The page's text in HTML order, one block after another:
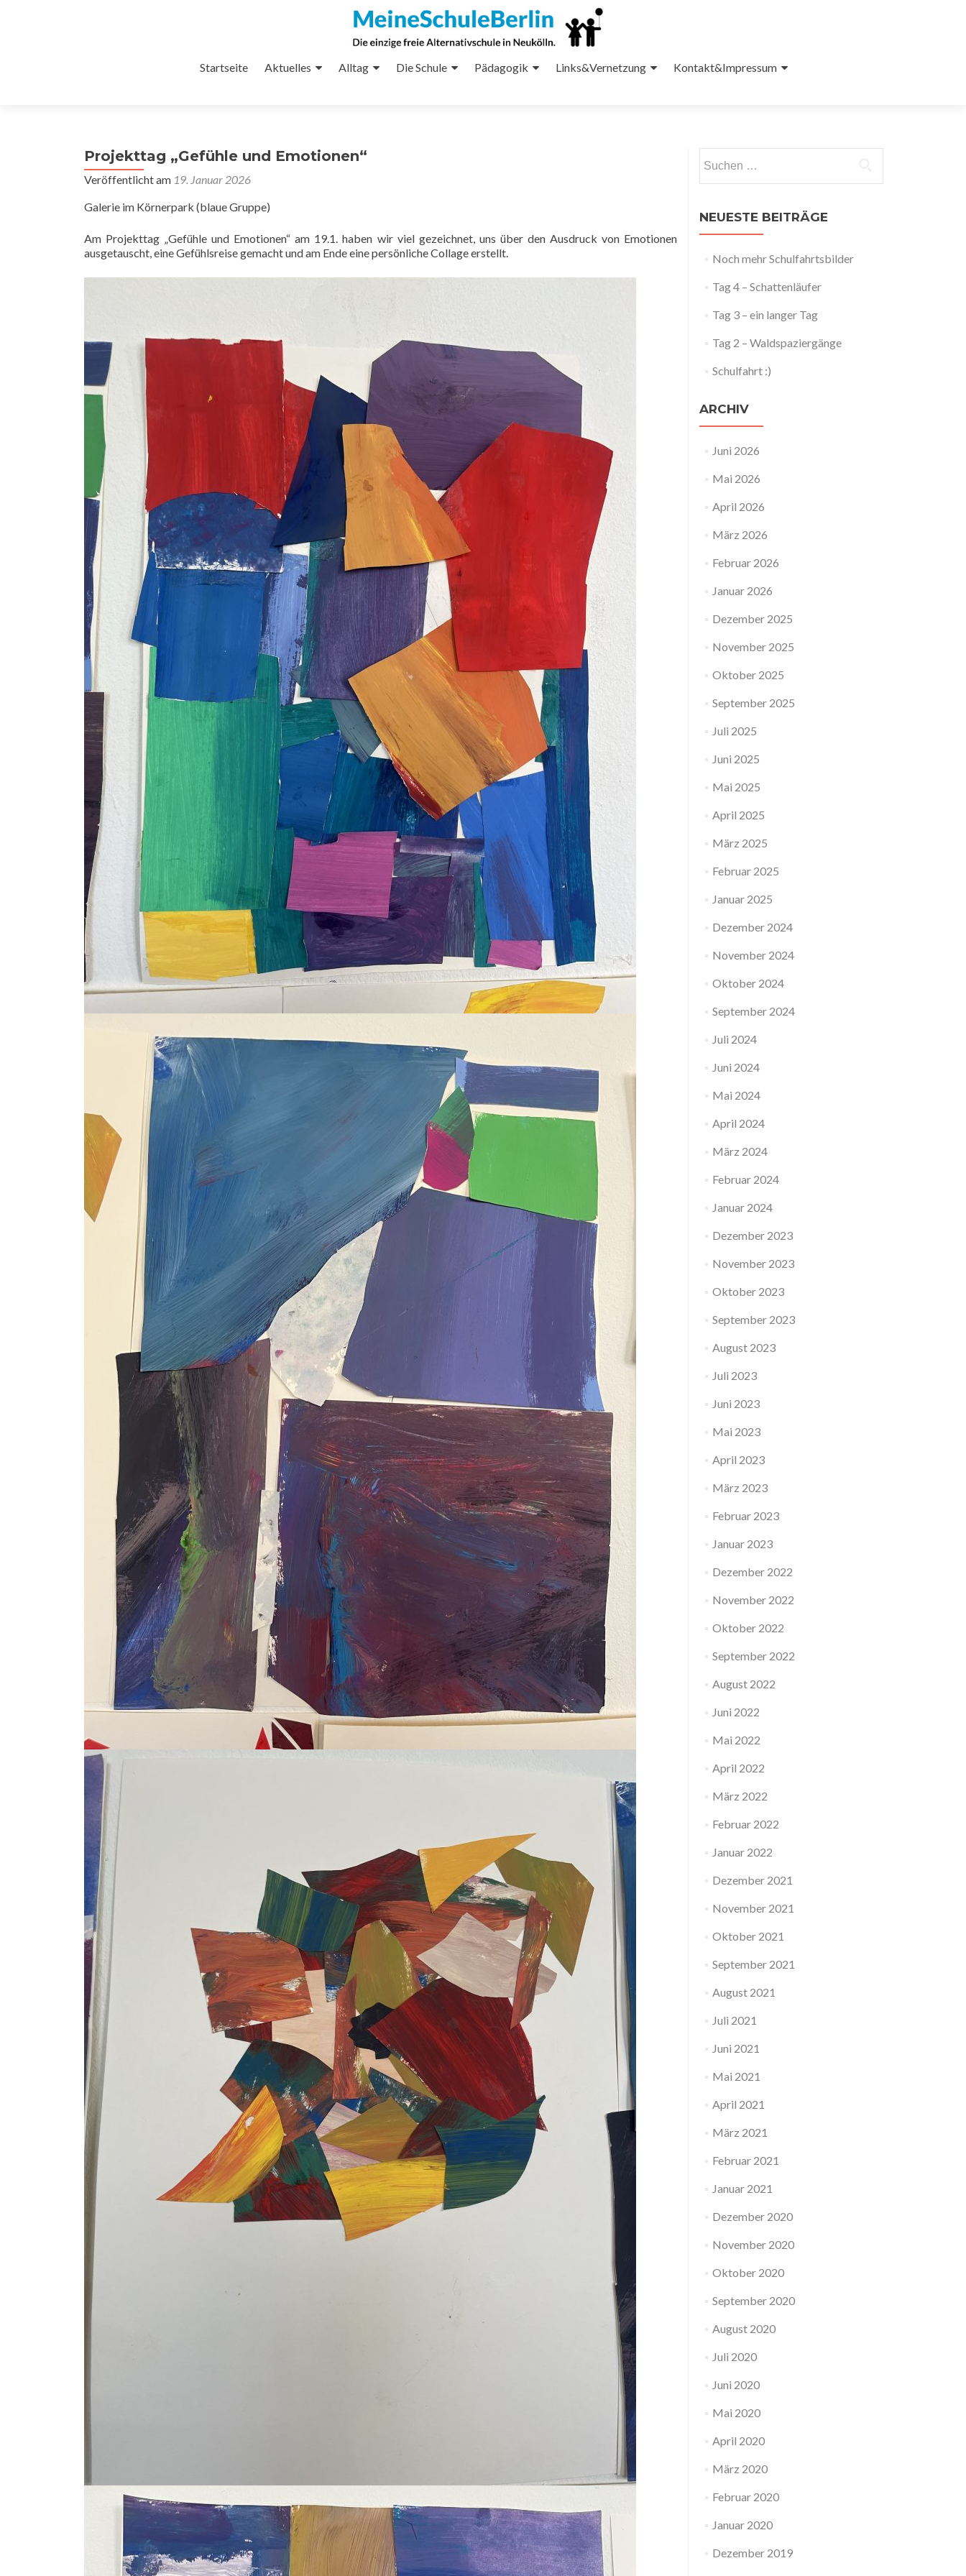
Startseite Aktuelles Alltag Die Schule Pädagogik Links&Vernetzung Kontakt&Impressum
Projekttag „Gefühle und Emotionen“
Veröffentlicht am 19. Januar 2026
Galerie im Körnerpark (blaue Gruppe)
Am Projekttag „Gefühle und Emotionen“ am 19.1. haben wir viel gezeichnet, uns über den Ausdruck von Emotionen
ausgetauscht, eine Gefühlsreise gemacht und am Ende eine persönliche Collage erstellt.
nach:
NEUESTE BEITRÄGE
Noch mehr Schulfahrtsbilder
Tag 4 – Schattenläufer
Tag 3 – ein langer Tag
Tag 2 – Waldspaziergänge
Schulfahrt :)
ARCHIV
Juni 2026
Mai 2026
April 2026
März 2026
Februar 2026
Januar 2026
Dezember 2025
November 2025
Oktober 2025
September 2025
Juli 2025
Juni 2025
Mai 2025
April 2025
März 2025
Februar 2025
Januar 2025
Dezember 2024
November 2024
Oktober 2024
September 2024
Juli 2024
Juni 2024
Mai 2024
April 2024
März 2024
Februar 2024
Januar 2024
Dezember 2023
November 2023
Oktober 2023
September 2023
August 2023
Juli 2023
Juni 2023
Mai 2023
April 2023
März 2023
Februar 2023
Januar 2023
Dezember 2022
November 2022
Oktober 2022
September 2022
August 2022
Juni 2022
Mai 2022
April 2022
März 2022
Februar 2022
Januar 2022
Dezember 2021
November 2021
Oktober 2021
September 2021
August 2021
Juli 2021
Juni 2021
Mai 2021
April 2021
März 2021
Februar 2021
Januar 2021
Dezember 2020
November 2020
Oktober 2020
September 2020
August 2020
Juli 2020
Juni 2020
Mai 2020
April 2020
März 2020
Februar 2020
Januar 2020
Dezember 2019